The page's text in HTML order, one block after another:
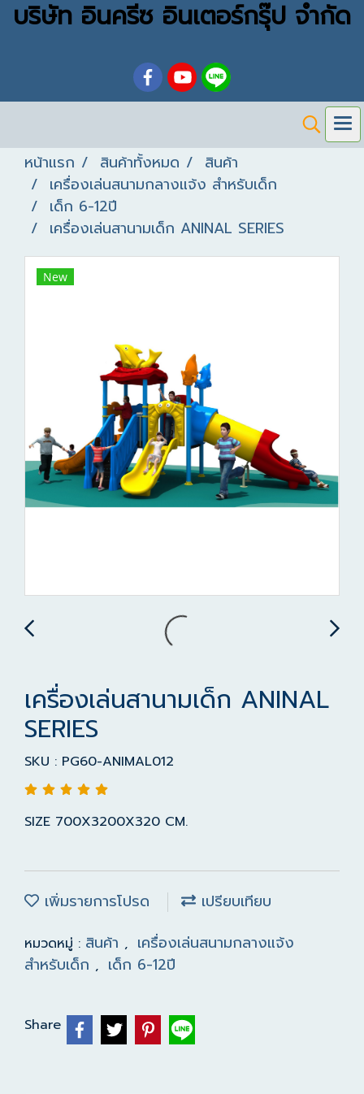
บริษัท อินครีซ อินเตอร์กรุ๊ป จำกัด
หน้าแรก สินค้าทั้งหมด
สินค้า
เครื่องเล่นสนามกลางแจ้ง สำหรับเด็ก
เด็ก 6-12ปี
เครื่องเล่นสานามเด็ก ANINAL SERIES
New
เครื่องเล่นสานามเด็ก ANINAL
SERIES
SKU : PG60-ANIMAL012
SIZE 700X3200X320 CM.
เพิ่มรายการโปรด เปรียบเทียบ
หมวดหมู่ : สินค้า , เครื่องเล่นสนามกลางแจ้ง
สำหรับเด็ก , เด็ก 6-12ปี
Share